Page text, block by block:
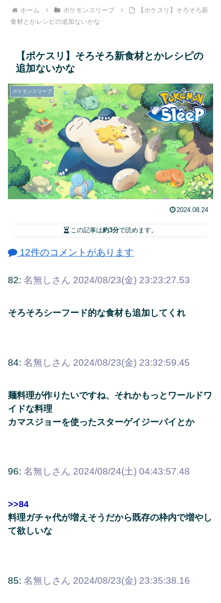
ホーム ポケモンスリープ
【ポケスリ】そろそろ新
食材とかレシピの追加ないかな
【ポケスリ】そろそろ新食材とかレシピの
追加ないかな
ポケモンスリープ
2024.08.24
この記事は約3分で読めます。
12件のコメントがあります
82: 名無しさん 2024/08/23(金) 23:23:27.53
そろそろシーフード的な食材も追加してくれ
84: 名無しさん 2024/08/23(金) 23:32:59.45
麺料理が作りたいですね、それかもっとワールドワ
イドな料理
カマスジョーを使ったスターゲイジーパイとか
96: 名無しさん 2024/08/24(土) 04:43:57.48
>>84
料理ガチャ代が増えそうだから既存の枠内で増やし
て欲しいな
85: 名無しさん 2024/08/23(金) 23:35:38.16